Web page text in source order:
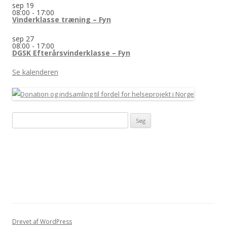
sep 19
08:00 - 17:00
Vinderklasse træning – Fyn
sep 27
08:00 - 17:00
DGSK Efterårsvinderklasse – Fyn
Se kalenderen
efter:
Drevet af WordPress